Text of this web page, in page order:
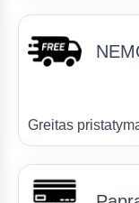
Greitas